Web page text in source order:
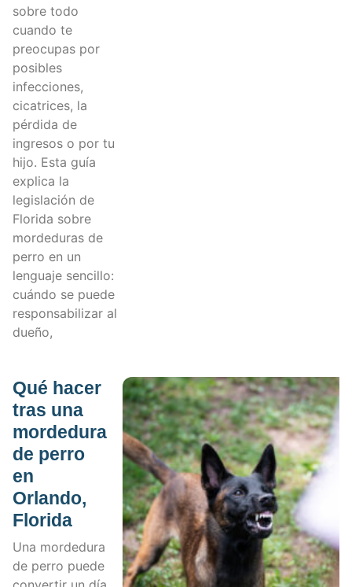
sobre todo
cuando te
preocupas por
posibles
infecciones,
cicatrices, la
pérdida de
ingresos o por tu
hijo. Esta guía
explica la
legislación de
Florida sobre
mordeduras de
perro en un
lenguaje sencillo:
cuándo se puede
responsabilizar al
dueño,
Qué hacer
tras una
mordedura
de perro
en
Orlando,
Florida
Una mordedura
de perro puede